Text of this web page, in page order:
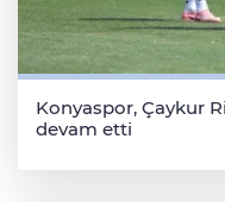
Konyaspor, Çaykur
devam etti